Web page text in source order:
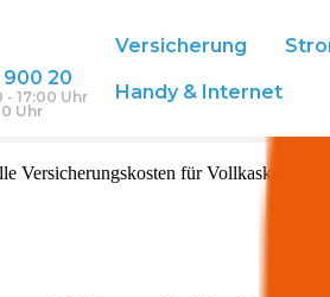
900 20
- 17:00 Uhr
Uhr
Versicherung
Handy & Internet
Versicherungskosten für Vollkasko,